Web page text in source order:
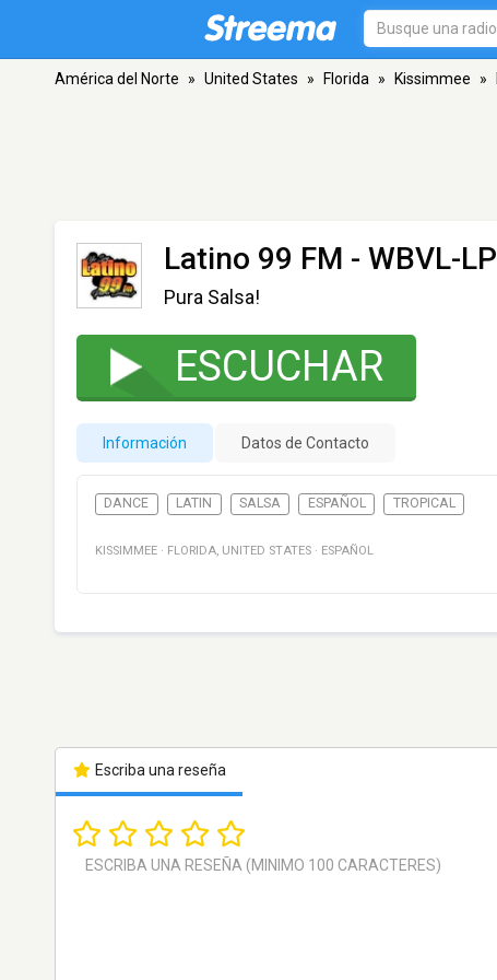
América del Norte » United States » Florida » Kissimmee »
Latino 99 FM - WBVL-LP
Pura Salsa!
ESCUCHAR
Información Datos de Contacto
DANCE LATIN SALSA ESPAÑOL TROPICAL
KISSIMMEE · FLORIDA, UNITED STATES · ESPAÑOL
Escriba una reseña